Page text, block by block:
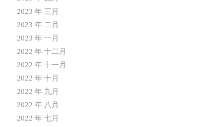
2023 年 三月
2023 年 二月
2023 年 一月
2022 年 十二月
2022 年 十一月
2022 年 十月
2022 年 九月
2022 年 八月
2022 年 七月